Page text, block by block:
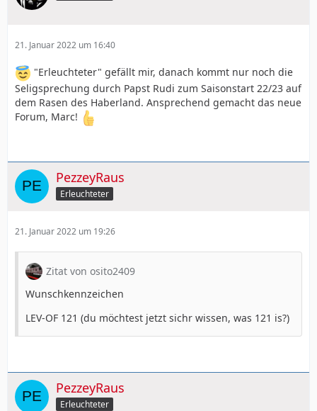
21. Januar 2022 um 16:40
"Erleuchteter" gefällt mir, danach kommt nur noch die
Seligsprechung durch Papst Rudi zum Saisonstart 22/23 auf
dem Rasen des Haberland. Ansprechend gemacht das neue
Forum, Marc!
PezzeyRaus
Erleuchteter
21. Januar 2022 um 19:26
Zitat von osito2409
Wunschkennzeichen
LEV-OF 121 (du möchtest jetzt sichr wissen, was 121 is?)
PezzeyRaus
Erleuchteter